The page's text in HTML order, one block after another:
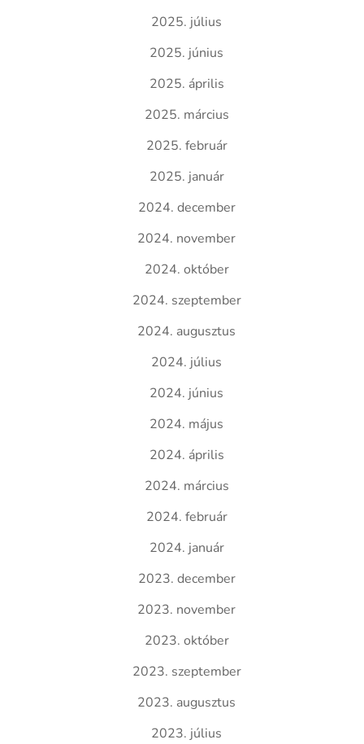
2025. július
2025. június
2025. április
2025. március
2025. február
2025. január
2024. december
2024. november
2024. október
2024. szeptember
2024. augusztus
2024. július
2024. június
2024. május
2024. április
2024. március
2024. február
2024. január
2023. december
2023. november
2023. október
2023. szeptember
2023. augusztus
2023. július